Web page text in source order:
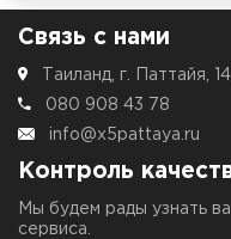
Связь с нами
Таиланд, г. Паттайя,
080 908 43 78
info@x5pattaya.ru
Контроль
Мы будем рады узнать
сервиса.